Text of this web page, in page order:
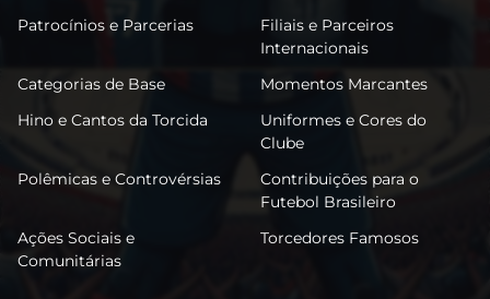
Patrocínios e Parcerias
Filiais e Parceiros
Internacionais
Categorias de Base
Momentos Marcantes
Hino e Cantos da Torcida
Uniformes e Cores do
Clube
Polêmicas e Controvérsias
Contribuições para o
Futebol Brasileiro
Ações Sociais e
Comunitárias
Torcedores Famosos